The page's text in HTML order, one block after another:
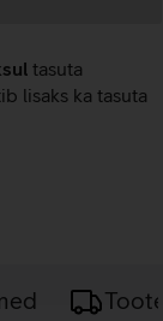
tasuta
lisaks ka tasuta